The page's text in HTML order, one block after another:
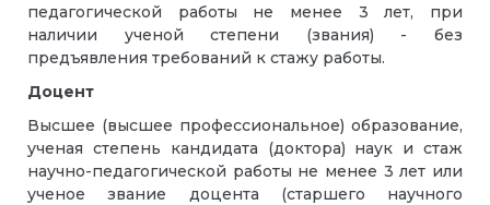
педагогической работы не менее 3 лет, при
наличии ученой степени (звания) - без
предъявления требований к стажу работы.
Доцент
Высшее (высшее профессиональное) образование,
ученая степень кандидата (доктора) наук и стаж
научно-педагогической работы не менее 3 лет или
ученое звание доцента (старшего научного